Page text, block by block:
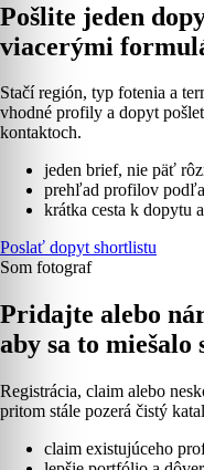
Pošlite jeden
viacerými
Stačí región, typ fotenia a
vhodné profily a dopyt
kontaktoch.
jeden brief, nie päť
prehľad profilov
krátka cesta k dopytu
Poslať dopyt shortlistu
Som fotograf
Pridajte alebo
aby sa to
Registrácia, claim alebo
pritom stále pozerá čistý
claim existujúceho